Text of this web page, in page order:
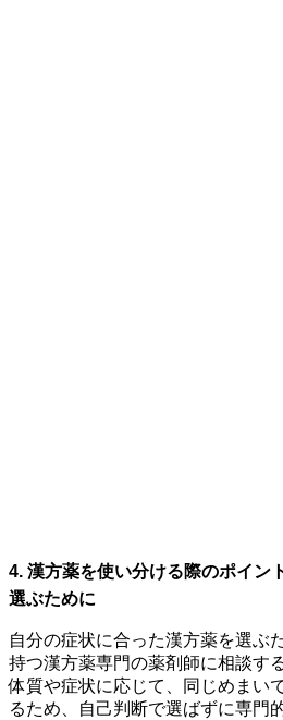
4. 漢方薬を使い分ける際のポイン
選ぶために
自分の症状に合った漢方薬を選ぶ
持つ漢方薬専門の薬剤師に相談す
体質や症状に応じて、同じめまい
るため、自己判断で選ばずに専門